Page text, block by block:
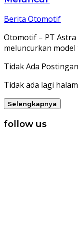
Berita Otomotif
Otomotif – PT
meluncurkan
Tidak Ada
Tidak ada lagi
Selengkapnya
follow us